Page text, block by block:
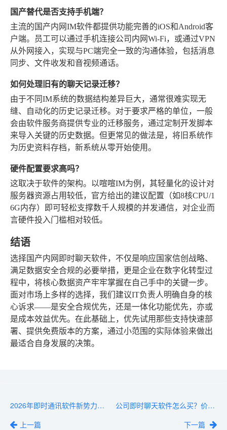
国产替代是否支持手机端？
主流的国产内网IM软件都提供功能完善的iOS和Android客
户端。员工可以通过手机连接公司内网Wi-Fi，或通过VPN
从外网接入，实现与PC端完全一致的沟通体验，包括消息
同步、文件收发和音视频通话。
如何处理旧有的聊天记录迁移？
由于不同IM系统的数据结构差异巨大，通常很难实现无
缝、自动化的历史记录迁移。对于要求严格的单位，一般
会由软件服务商提供专业的迁移服务，通过定制开发脚本
来导入关键的历史数据。但更常见的做法是，将旧系统作
为历史资料存档，新系统从零开始使用。
硬件配置要求高吗？
这取决于软件的架构。以喧喧IM为例，其轻量化的设计对
服务器资源占用较低，官方给出的建议配置（如8核CPU/1
6G内存）即可轻松支撑数千人规模的并发通信，对企业而
言硬件投入门槛相对较低。
结语
选择国产内网即时聊天软件，不仅是响应国家信创战略、
满足数据安全合规的必要举措，更是企业在数字化转型过
程中，将核心数据资产牢牢掌握在自己手中的关键一步。
面对市场上多样的选择，我们建议IT负责人明确自身的核
心诉求——是安全合规优先，还是一体化功能优先，亦或
是成本效益优先。在此基础上，优先试用那些支持快速部
署、提供免费版本的方案，通过小范围的实际体验来做出
最适合自身发展的决策。
2026年即时通讯软件新势力盘点：5款黑马产品推荐
上一篇
公司即时聊天软件怎么买？价格、功能、服务全维度解析
下一篇